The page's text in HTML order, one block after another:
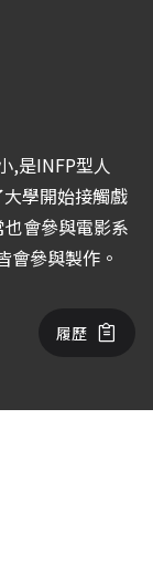
,是INFP型人
學開始接觸戲
會參與電影系
會參與製作。
履歷